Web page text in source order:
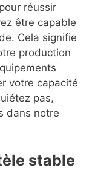
réussir
être capable
Cela signifie
production
votre capacité
pas,
dans notre
stable